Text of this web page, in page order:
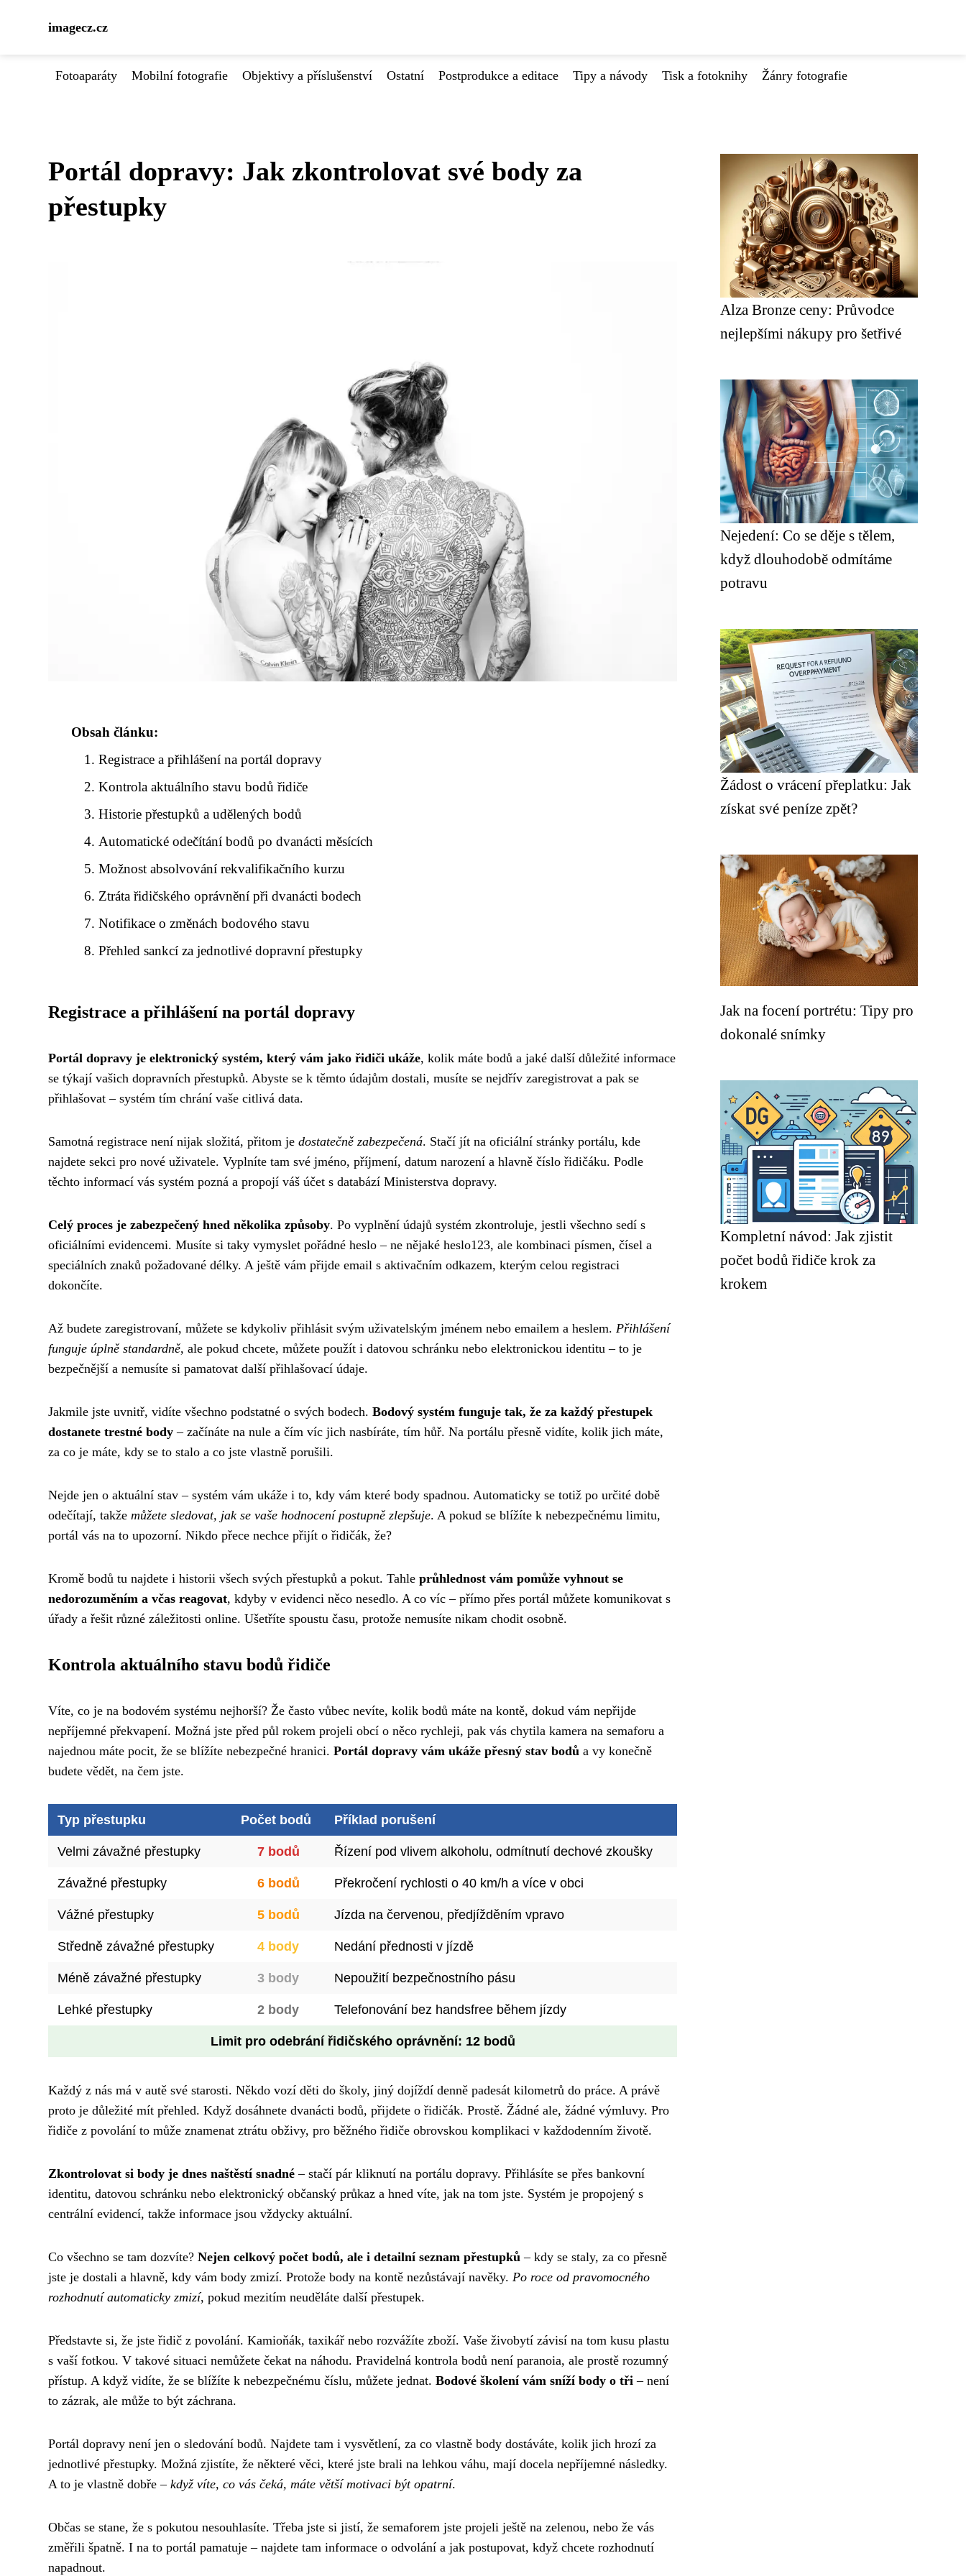
imagecz.cz
Fotoaparáty Mobilní fotografie Objektivy a příslušenství Ostatní Postprodukce a editace Tipy a návody Tisk a fotoknihy Žánry fotografie
Portál dopravy: Jak zkontrolovat své body za
přestupky
Obsah článku:
Registrace a přihlášení na portál dopravy
Kontrola aktuálního stavu bodů řidiče
Historie přestupků a udělených bodů
Automatické odečítání bodů po dvanácti měsících
Možnost absolvování rekvalifikačního kurzu
Ztráta řidičského oprávnění při dvanácti bodech
Notifikace o změnách bodového stavu
Přehled sankcí za jednotlivé dopravní přestupky
Registrace a přihlášení na portál dopravy
Portál dopravy je elektronický systém, který vám jako řidiči ukáže, kolik máte bodů a jaké další důležité informace
se týkají vašich dopravních přestupků. Abyste se k těmto údajům dostali, musíte se nejdřív zaregistrovat a pak se
přihlašovat – systém tím chrání vaše citlivá data.
Samotná registrace není nijak složitá, přitom je dostatečně zabezpečená. Stačí jít na oficiální stránky portálu, kde
najdete sekci pro nové uživatele. Vyplníte tam své jméno, příjmení, datum narození a hlavně číslo řidičáku. Podle
těchto informací vás systém pozná a propojí váš účet s databází Ministerstva dopravy.
Celý proces je zabezpečený hned několika způsoby. Po vyplnění údajů systém zkontroluje, jestli všechno sedí s
oficiálními evidencemi. Musíte si taky vymyslet pořádné heslo – ne nějaké heslo123, ale kombinaci písmen, čísel a
speciálních znaků požadované délky. A ještě vám přijde email s aktivačním odkazem, kterým celou registraci
dokončíte.
Až budete zaregistrovaní, můžete se kdykoliv přihlásit svým uživatelským jménem nebo emailem a heslem. Přihlášení
funguje úplně standardně, ale pokud chcete, můžete použít i datovou schránku nebo elektronickou identitu – to je
bezpečnější a nemusíte si pamatovat další přihlašovací údaje.
Jakmile jste uvnitř, vidíte všechno podstatné o svých bodech. Bodový systém funguje tak, že za každý přestupek
dostanete trestné body – začínáte na nule a čím víc jich nasbíráte, tím hůř. Na portálu přesně vidíte, kolik jich máte,
za co je máte, kdy se to stalo a co jste vlastně porušili.
Nejde jen o aktuální stav – systém vám ukáže i to, kdy vám které body spadnou. Automaticky se totiž po určité době
odečítají, takže můžete sledovat, jak se vaše hodnocení postupně zlepšuje. A pokud se blížíte k nebezpečnému limitu,
portál vás na to upozorní. Nikdo přece nechce přijít o řidičák, že?
Kromě bodů tu najdete i historii všech svých přestupků a pokut. Tahle průhlednost vám pomůže vyhnout se
nedorozuměním a včas reagovat, kdyby v evidenci něco nesedlo. A co víc – přímo přes portál můžete komunikovat s
úřady a řešit různé záležitosti online. Ušetříte spoustu času, protože nemusíte nikam chodit osobně.
Kontrola aktuálního stavu bodů řidiče
Víte, co je na bodovém systému nejhorší? Že často vůbec nevíte, kolik bodů máte na kontě, dokud vám nepřijde
nepříjemné překvapení. Možná jste před půl rokem projeli obcí o něco rychleji, pak vás chytila kamera na semaforu a
najednou máte pocit, že se blížíte nebezpečné hranici. Portál dopravy vám ukáže přesný stav bodů a vy konečně
budete vědět, na čem jste.
Typ přestupku Počet bodů Příklad porušení
Velmi závažné přestupky 7 bodů Řízení pod vlivem alkoholu, odmítnutí dechové zkoušky
Závažné přestupky 6 bodů Překročení rychlosti o 40 km/h a více v obci
Vážné přestupky 5 bodů Jízda na červenou, předjížděním vpravo
Středně závažné přestupky 4 body Nedání přednosti v jízdě
Méně závažné přestupky 3 body Nepoužití bezpečnostního pásu
Lehké přestupky 2 body Telefonování bez handsfree během jízdy
Limit pro odebrání řidičského oprávnění: 12 bodů
Každý z nás má v autě své starosti. Někdo vozí děti do školy, jiný dojíždí denně padesát kilometrů do práce. A právě
proto je důležité mít přehled. Když dosáhnete dvanácti bodů, přijdete o řidičák. Prostě. Žádné ale, žádné výmluvy. Pro
řidiče z povolání to může znamenat ztrátu obživy, pro běžného řidiče obrovskou komplikaci v každodenním životě.
Zkontrolovat si body je dnes naštěstí snadné – stačí pár kliknutí na portálu dopravy. Přihlásíte se přes bankovní
identitu, datovou schránku nebo elektronický občanský průkaz a hned víte, jak na tom jste. Systém je propojený s
centrální evidencí, takže informace jsou vždycky aktuální.
Co všechno se tam dozvíte? Nejen celkový počet bodů, ale i detailní seznam přestupků – kdy se staly, za co přesně
jste je dostali a hlavně, kdy vám body zmizí. Protože body na kontě nezůstávají navěky. Po roce od pravomocného
rozhodnutí automaticky zmizí, pokud mezitím neuděláte další přestupek.
Představte si, že jste řidič z povolání. Kamioňák, taxikář nebo rozvážíte zboží. Vaše živobytí závisí na tom kusu plastu
s vaší fotkou. V takové situaci nemůžete čekat na náhodu. Pravidelná kontrola bodů není paranoia, ale prostě rozumný
přístup. A když vidíte, že se blížíte k nebezpečnému číslu, můžete jednat. Bodové školení vám sníží body o tři – není
to zázrak, ale může to být záchrana.
Portál dopravy není jen o sledování bodů. Najdete tam i vysvětlení, za co vlastně body dostáváte, kolik jich hrozí za
jednotlivé přestupky. Možná zjistíte, že některé věci, které jste brali na lehkou váhu, mají docela nepříjemné následky.
A to je vlastně dobře – když víte, co vás čeká, máte větší motivaci být opatrní.
Občas se stane, že s pokutou nesouhlasíte. Třeba jste si jistí, že semaforem jste projeli ještě na zelenou, nebo že vás
změřili špatně. I na to portál pamatuje – najdete tam informace o odvolání a jak postupovat, když chcete rozhodnutí
napadnout.
Alza Bronze ceny: Průvodce
nejlepšími nákupy pro šetřivé
Nejedení: Co se děje s tělem,
když dlouhodobě odmítáme
potravu
Žádost o vrácení přeplatku: Jak
získat své peníze zpět?
Jak na focení portrétu: Tipy pro
dokonalé snímky
Kompletní návod: Jak zjistit
počet bodů řidiče krok za
krokem